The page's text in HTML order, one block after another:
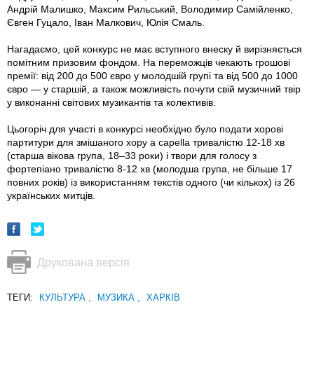
Андрій Малишко, Максим Рильський, Володимир Самійленко,
Євген Гуцало, Іван Малкович, Юлія Смаль.
Нагадаємо, цей конкурс не має вступного внеску й вирізняється
помітним призовим фондом. На переможців чекають грошові
премії: від 200 до 500 євро у молодшій групі та від 500 до 1000
євро — у старшій, а також можливість почути свій музичний твір
у виконанні світових музикантів та колективів.
Цьогоріч для участі в конкурсі необхідно було подати хорові
партитури для змішаного хору a capella тривалістю 12-18 хв
(старша вікова група, 18–33 роки) і твори для голосу з
фортепіано тривалістю 8-12 хв (молодша група, не більше 17
повних років) із використанням текстів одного (чи кількох) із 26
українських митців.
Друкована версія
ТЕГИ: КУЛЬТУРА , МУЗИКА , ХАРКІВ